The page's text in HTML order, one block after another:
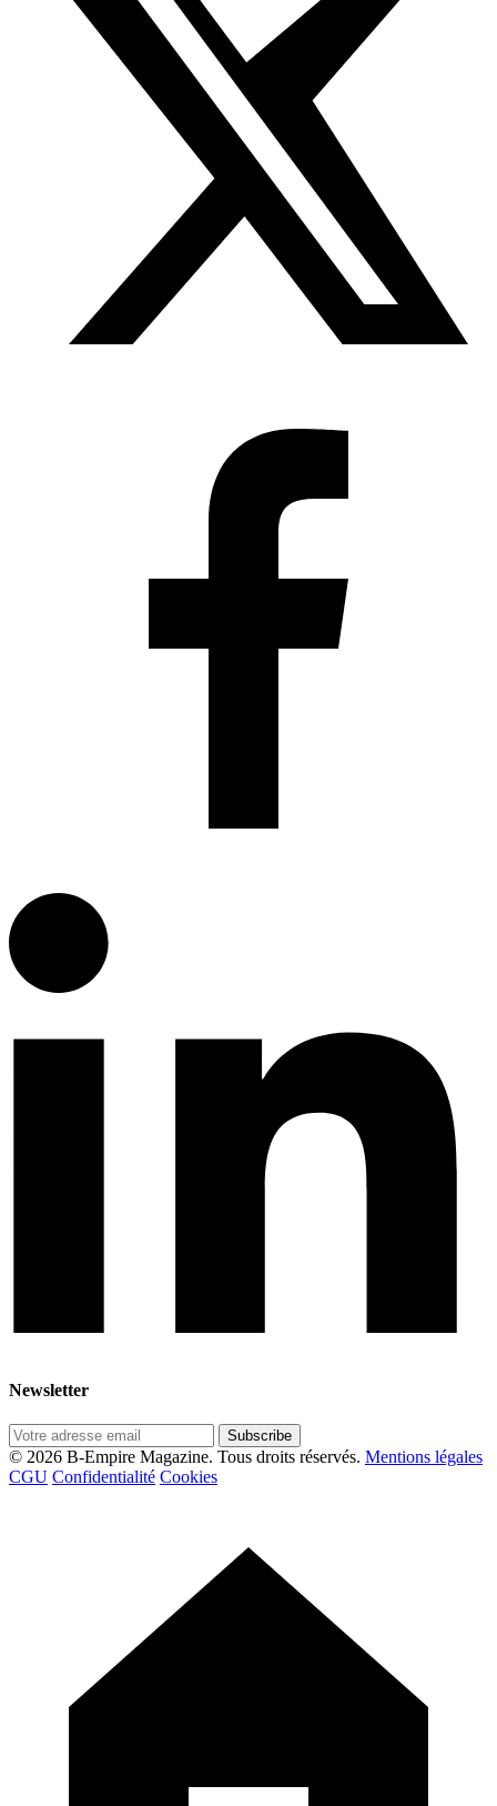
Newsletter
Subscribe
© 2026 B-Empire Magazine. Tous droits réservés. Mentions légales
CGU Confidentialité Cookies